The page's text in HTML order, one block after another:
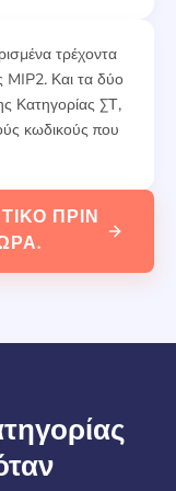
τρέχοντα
MIP2. Και τα δύο
Κατηγορίας ΣΤ,
κωδικούς που
ΠΡΙΝ